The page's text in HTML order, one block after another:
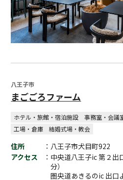
八王子市
まごごろファーム
ホテル・旅館・宿泊施設 事務室・会議
工場・倉庫
結婚式場・教会
住所
：八王子市犬目町922
アクセス
：中央道八王子ic 第２
分）
圏央道あきるのic 出口